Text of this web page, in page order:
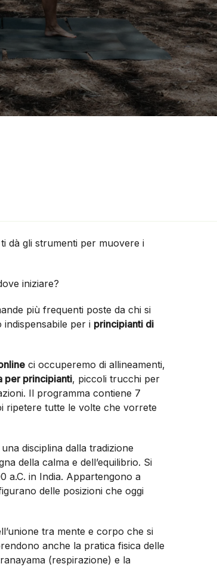
dà gli strumenti per muovere i
iniziare?
più frequenti poste da chi si
per i principianti di
ci occuperemo di allineamenti,
per principianti, piccoli trucchi per
Il programma contiene 7
ripetere tutte le volte che vorrete
disciplina dalla tradizione
della calma e dell’equilibrio. Si
a.C. in India. Appartengono a
delle posizioni che oggi
tra mente e corpo che si
anche la pratica fisica delle
(respirazione) e la